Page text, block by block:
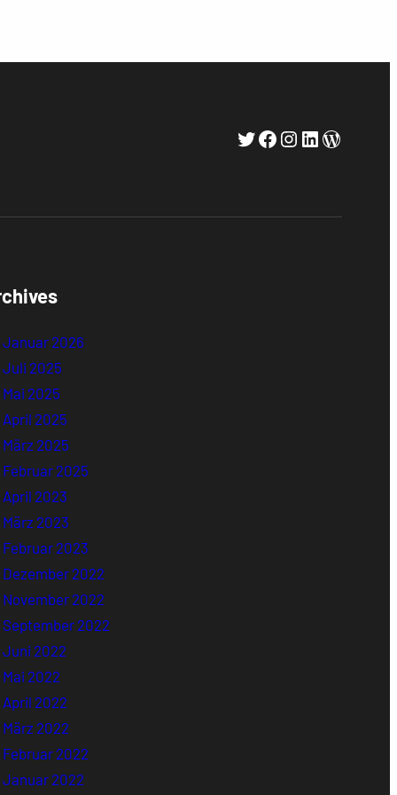
Twitter
Facebook
Instagram
LinkedIn
Januar 2026
Juli 2025
Mai 2025
April 2025
März 2025
Februar 2025
April 2023
März 2023
Februar 2023
Dezember 2022
November 2022
September 2022
Juni 2022
Mai 2022
April 2022
März 2022
Februar 2022
Januar 2022